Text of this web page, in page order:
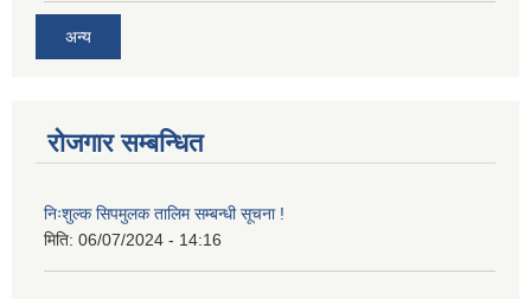
अन्य
रोजगार सम्बन्धित
निःशुल्क सिपमुलक तालिम सम्बन्धी सूचना !
मिति: 06/07/2024 - 14:16